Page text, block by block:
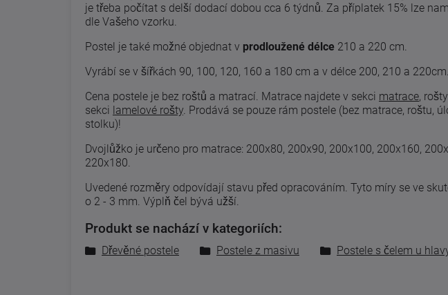
je třeba počítat s delší dodací dobou cca 6 týdnů. Za příplatek 15% lze
dle Vašeho vzorku.
Postel je také možné objednat v prodloužené délce 210 a 220 cm.
Vyrábí se v šířkách 90, 100, 120, 160 a 180 cm a v délce 200, 210 a 220cm.
Cena postele je bez roštů a matrací. Matrace najdete v sekci matrace,
sekci lamelové rošty Prodává se pouze rám postele (bez matrace, roštu,
stolku)!
Dvojlůžko je určeno pro matrace: 200x80, 200x90, 200x100, 200x160,
220x180.
Uvedené rozměry odpovídají stavu před opracováním Tyto míry se ve
o 2 - 3 mm. Výplň čel bývá užší.
Produkt se nachází v kategoriích:
Dřevěné postele Postele z masivu Postele s čelem u